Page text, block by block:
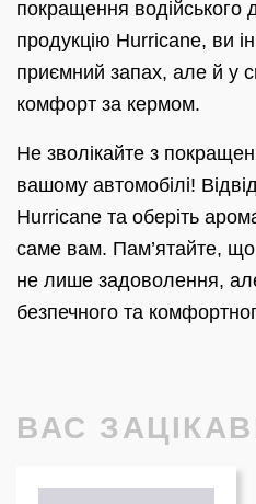
покращення водійського
продукцію Hurricane, ви
приємний запах, але й у
комфорт за кермом.
Не зволікайте з
вашому автомобілі!
Hurricane та оберіть
саме вам. Пам’ятайте,
не лише задоволення,
безпечного та
ВАС